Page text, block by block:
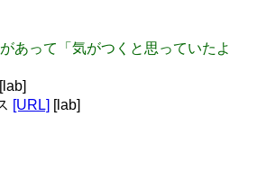
あって「気がつくと思っていたよ
[lab]
[URL] [lab]